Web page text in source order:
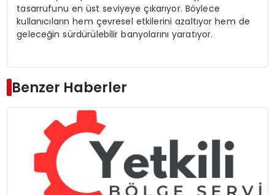
tasarrufunu en üst seviyeye çıkarıyor. Böylece
kullanıcıların hem çevresel etkilerini azaltıyor hem de
geleceğin sürdürülebilir banyolarını yaratıyor.
Benzer Haberler